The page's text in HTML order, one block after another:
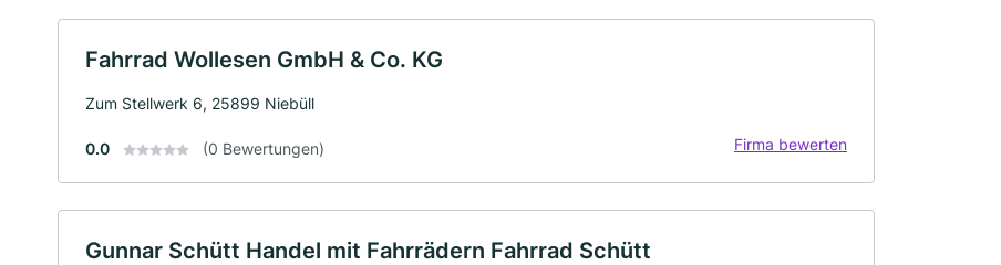
Fahrrad Wollesen GmbH & Co. KG
Zum Stellwerk 6, 25899 Niebüll
0.0 (0 Bewertungen) Firma bewerten
Gunnar Schütt Handel mit Fahrrädern Fahrrad Schütt